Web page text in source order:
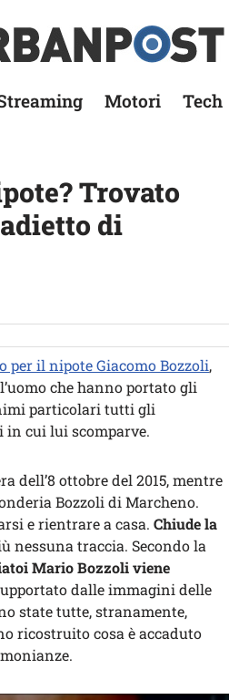
Motori Tech
Trovato
di
il nipote Giacomo Bozzoli,
che hanno portato gli
particolari tutti gli
cui lui scomparve.
dell’8 ottobre del 2015, mentre
Bozzoli di Marcheno.
e rientrare a casa. Chiude la
nessuna traccia. Secondo la
Mario Bozzoli viene
dalle immagini delle
state tutte, stranamente,
ricostruito cosa è accaduto